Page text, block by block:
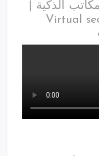
الذكية |
Virtual